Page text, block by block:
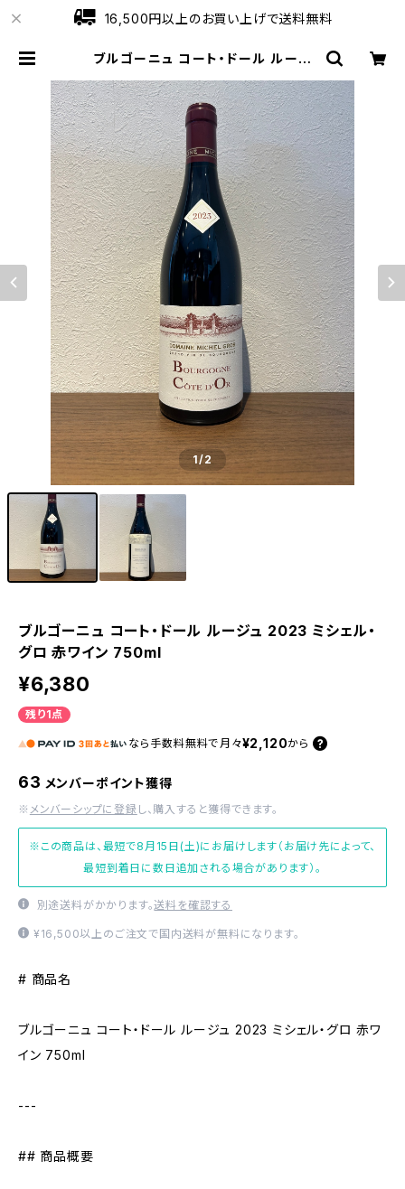
16,500円以上のお買い上げで送料無料
ブルゴーニュ コート・ドール ルージ
0ml | ワインショップローブ
1/2
ブルゴーニュ コート・ドール ルージュ 2023 ミシェル・
グロ 赤ワイン 750ml
¥6,380
残り1点
なら 手数料無料で 月々¥2,120から
63 メンバーポイント獲得
※ メンバーシップに登録 し、購入すると獲得できます。
※この商品は、最短で8月15日(土)にお届けします（お届け先によって、
最短到着日に数日追加される場合があります）。
別途送料がかかります。送料を確認する
¥16,500以上のご注文で国内送料が無料になります。
# 商品名
ブルゴーニュ コート・ドール ルージュ 2023 ミシェル・グロ 赤ワ
イン 750ml
---
## 商品概要